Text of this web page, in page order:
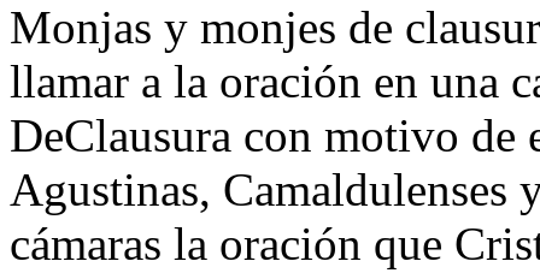
Monjas y monjes de
llamar a la oración en una
DeClausura con motivo de
Agustinas, Camaldulenses
cámaras la oración que